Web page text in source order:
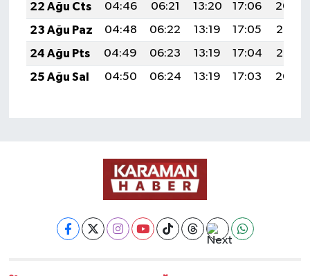
22 Ağu Cts
04:46 06:21 13:20 17:06
20:09
23 Ağu Paz
04:48 06:22 13:19 17:05
20:07
24 Ağu Pts
04:49 06:23 13:19 17:04
20:06
25 Ağu Sal
04:50 06:24 13:19 17:03 20:04